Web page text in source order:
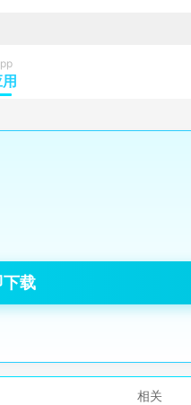
下载
相关